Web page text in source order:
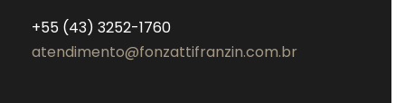
+55 (43) 3252-1760
atendimento@fonzattifranzin.com.br